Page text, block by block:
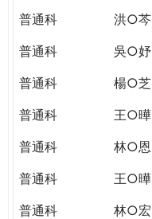
普通科
洪○芩
普通科
吳○妤
普通科
楊○芝
普通科
王○曄
普通科
林○恩
普通科
王○曄
普通科
林○宏